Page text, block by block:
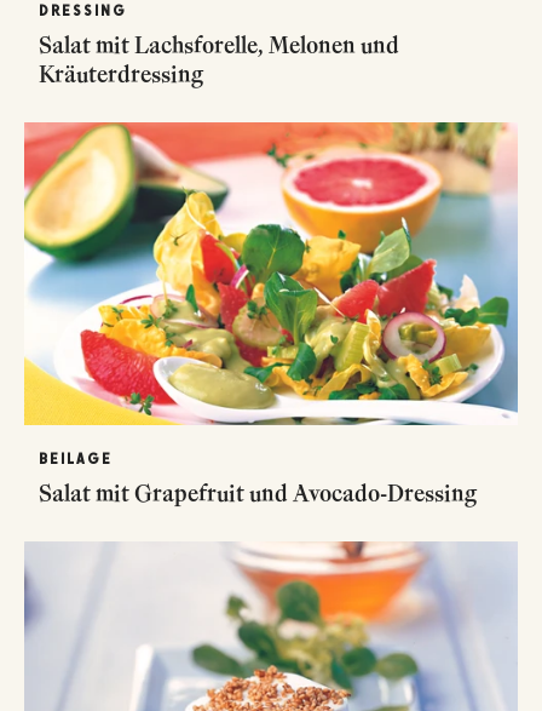
DRESSING
Salat mit Lachsforelle, Melonen und
Kräuterdressing
BEILAGE
Salat mit Grapefruit und Avocado-Dressing